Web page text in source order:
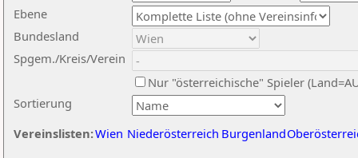
Ebene
Sortierung
Bundesland
Spgem./Kreis/Verein
Nur "österreichische" Spieler
Vereinslisten:Wien Niederösterreich Burgenland